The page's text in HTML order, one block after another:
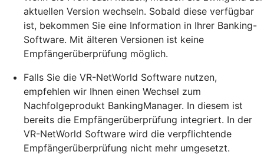
aktuellen Version wechseln. Sobald diese verfügbar
ist, bekommen Sie eine Information in Ihrer Banking-
Software. Mit älteren Versionen ist keine
Empfängerüberprüfung möglich.
Falls Sie die VR-NetWorld Software nutzen,
empfehlen wir Ihnen einen Wechsel zum
Nachfolgeprodukt BankingManager. In diesem ist
bereits die Empfängerüberprüfung integriert. In der
VR-NetWorld Software wird die verpflichtende
Empfängerüberprüfung nicht mehr umgesetzt.